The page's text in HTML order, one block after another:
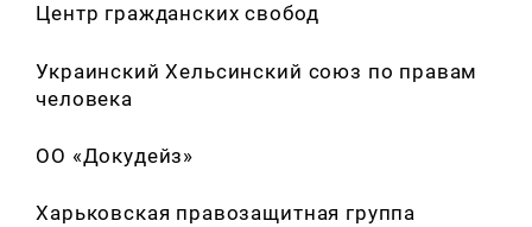
Искать:
Центр гражданских свобод
Украинский Хельсинский союз по правам
человека
ОО «Докудейз»
Харьковская правозащитная группа